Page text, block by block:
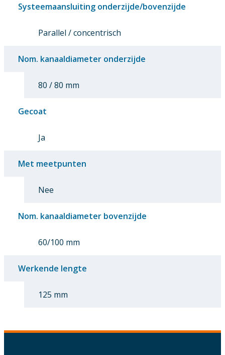
Systeemaansluiting onderzijde/bovenzijde
Parallel / concentrisch
Nom. kanaaldiameter onderzijde
80 / 80 mm
Gecoat
Ja
Met meetpunten
Nee
Nom. kanaaldiameter bovenzijde
60/100 mm
Werkende lengte
125 mm